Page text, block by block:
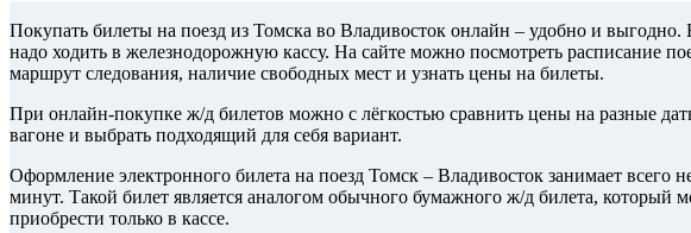
Покупать билеты на поезд из Томска во Владивосток онлайн – удобно и выгодно.
надо ходить в железнодорожную кассу. На сайте можно посмотреть расписание
маршрут следования, наличие свободных мест и узнать цены на билеты.
При онлайн-покупке ж/д билетов можно с лёгкостью сравнить цены на разные
вагоне и выбрать подходящий для себя вариант.
Оформление электронного билета на поезд Томск – Владивосток занимает всего
минут. Такой билет является аналогом обычного бумажного ж/д билета, который
приобрести только в кассе.